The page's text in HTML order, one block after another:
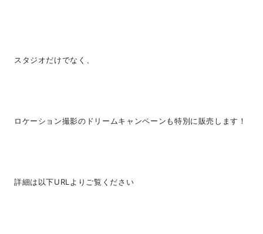
スタジオだけでなく、
ロケーション撮影のドリームキャンペーンも特別に販売します！
詳細は以下URLよりご覧ください